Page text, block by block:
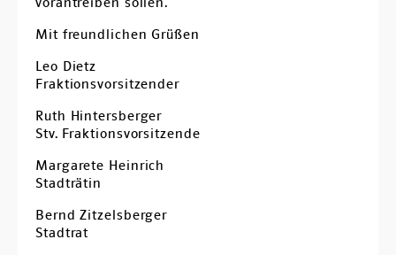
Mit freundlichen Grüßen
Leo Dietz
Fraktionsvorsitzender
Ruth Hintersberger
Stv. Fraktionsvorsitzende
Margarete Heinrich
Stadträtin
Bernd Zitzelsberger
Stadtrat